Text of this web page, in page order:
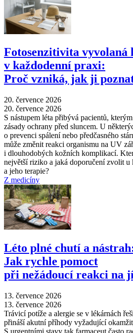
Fotosenzitivita vyvolaná
v každodenní praxi:
Proč vzniká, jak ji
20. července 2026
20. července 2026
S nástupem léta přibývá pacientů,
zásady ochrany před sluncem. U
o prevenci spálení nebo předčasného
může změnit reakci organismu na UV
i dlouhodobých kožních komplikací.
největší riziko a jaká doporučení zvolit u
a jeho terapie?
Z medicíny
Léto plné chutí a
Jak rychle pomoct
při nežádoucí reakci na
13. července 2026
13. července 2026
Trávicí potíže a alergie se v lékárnách
přináší akutní příhody vyžadující